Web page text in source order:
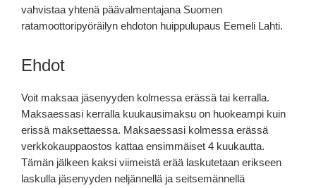
vahvistaa yhtenä päävalmentajana Suomen
ratamoottoripyöräilyn ehdoton huippulupaus Eemeli Lahti.
Ehdot
Voit maksaa jäsenyyden kolmessa erässä tai kerralla.
Maksaessasi kerralla kuukausimaksu on huokeampi kuin
erissä maksettaessa. Maksaessasi kolmessa erässä
verkkokauppaostos kattaa ensimmäiset 4 kuukautta.
Tämän jälkeen kaksi viimeistä erää laskutetaan erikseen
laskulla jäsenyyden neljännellä ja seitsemännellä